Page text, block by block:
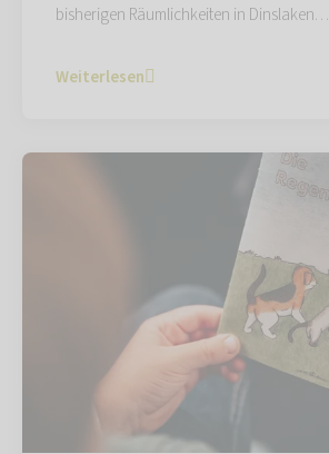
bisherigen Räumlichkeiten in Dinslaken…
Weiterlesen